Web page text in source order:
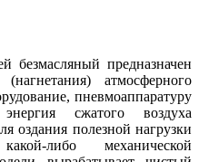
безмасляный предназначен
атмосферного
пневмоаппаратуру
сжатого воздуха
оздания полезной нагрузки
либо механической